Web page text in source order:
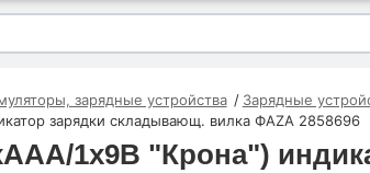
зарядные устройства Зарядные
зарядки складывающ. вилка ФАZА 2858696
1х9В "Крона")